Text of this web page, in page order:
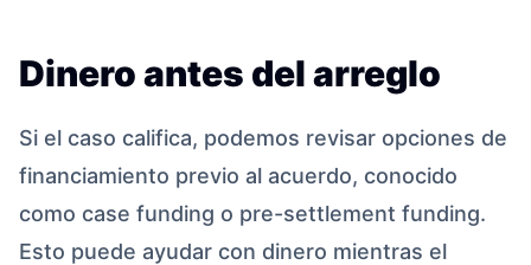
Dinero antes del arreglo
Si el caso califica, podemos revisar opciones de
financiamiento previo al acuerdo, conocido
como case funding o pre-settlement funding.
Esto puede ayudar con dinero mientras el